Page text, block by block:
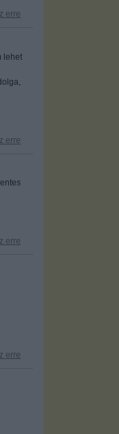
erre
lehet
erre
erre
erre